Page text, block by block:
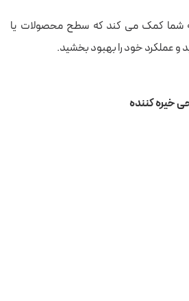
شما کمک می کند که سطح محصولات یا
و عملکرد خود را بهبود بخشید.